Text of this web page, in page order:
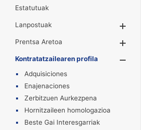
Estatutuak
Lanpostuak
Prentsa Aretoa
Kontratatzailearen profila
Adquisiciones
Enajenaciones
Zerbitzuen Aurkezpena
Hornitzaileen homologazioa
Beste Gai Interesgarriak